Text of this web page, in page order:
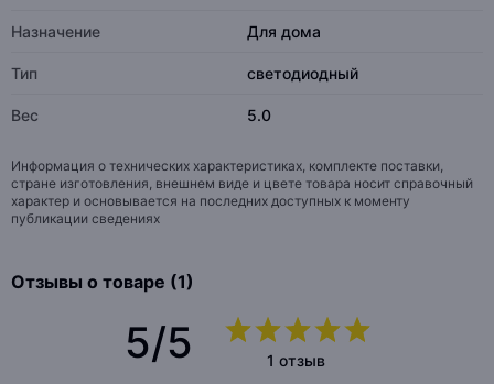
Назначение Для дома
Тип светодиодный
Вес 5.0
Информация о технических характеристиках, комплекте поставки,
стране изготовления, внешнем виде и цвете товара носит справочный
характер и основывается на последних доступных к моменту
публикации сведениях
Отзывы о товаре (1)
5/5
1 отзыв